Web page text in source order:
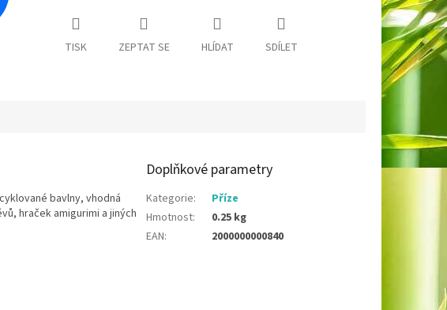
TISK ZEPTAT SE HLÍDAT SDÍLET
bavlny, vhodná
hraček amigurimi a jiných
Doplňkové parametry
Kategorie:
Příze
Hmotnost:
0.25 kg
EAN: 2000000000840